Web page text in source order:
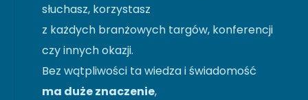
słuchasz, korzystasz
z każdych branżowych targów, konferencji
czy innych okazji.
Bez wątpliwości ta wiedza i świadomość
ma duże znaczenie,